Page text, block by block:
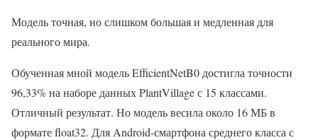
Модель точная, но слишком большая и медленная для
реального мира.
Обученная мной модель EfficientNetB0 достигла точности
96,33% на наборе данных PlantVillage с 15 классами.
Отличный результат. Но модель весила около 16 МБ в
формате float32. Для Android-смартфона среднего класса с